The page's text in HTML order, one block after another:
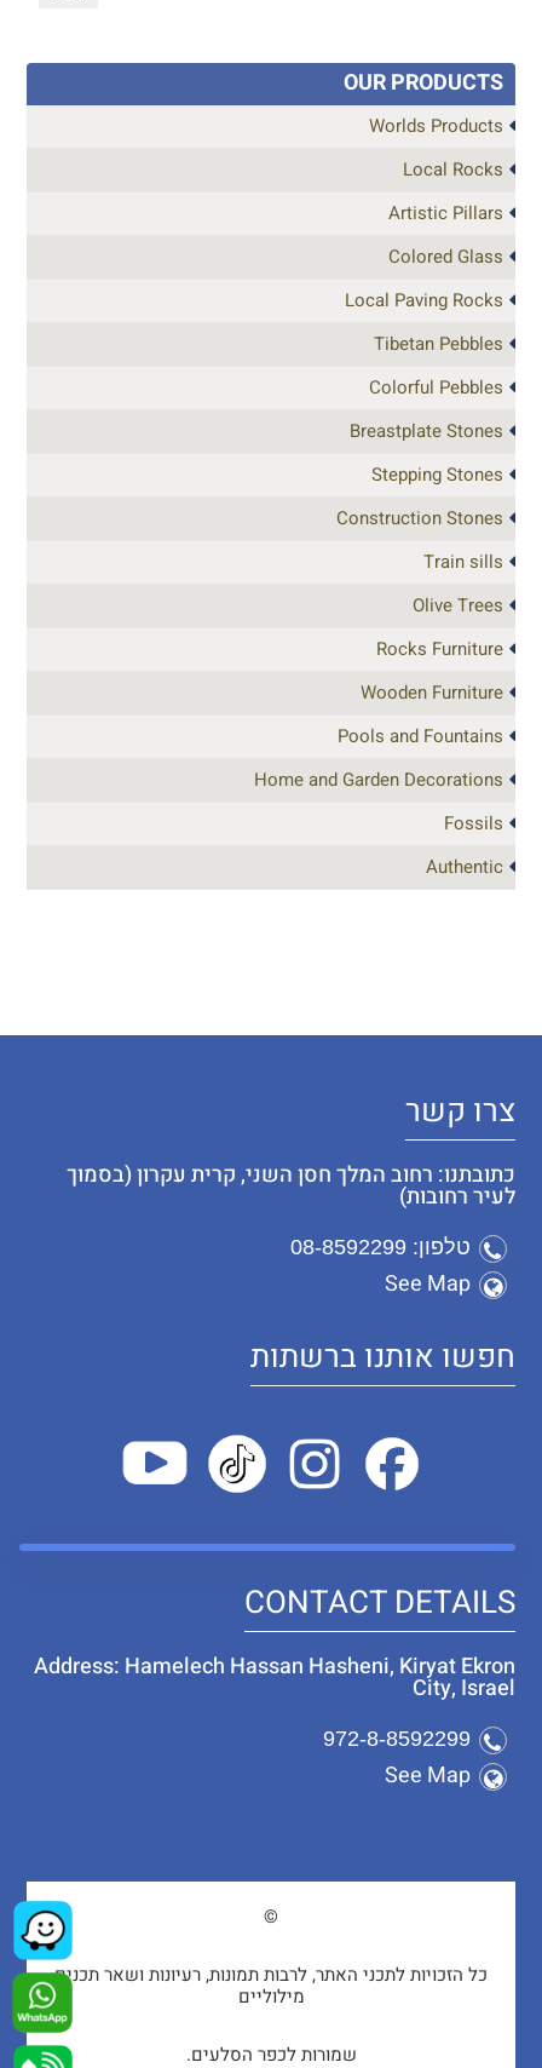
OUR PRODUCTS
Worlds Products
Local Rocks
Artistic Pillars
Colored Glass
Local Paving Rocks
Tibetan Pebbles
Colorful Pebbles
Breastplate Stones
Stepping Stones
Construction Stones
Train sills
Olive Trees
Rocks Furniture
Wooden Furniture
Pools and Fountains
Home and Garden Decorations
Fossils
Authentic
צרו קשר
כתובתנו: רחוב המלך חסן השני, קרית עקרון (בסמוך
לעיר רחובות)
טלפון: 08-8592299
See Map
חפשו אותנו ברשתות
CONTACT DETAILS
Address: Hamelech Hassan Hasheni, Kiryat Ekron
City, Israel
972-8-8592299
See Map
©
כל הזכויות לתכני האתר, לרבות תמונות, רעיונות ושאר תכנים
מילוליים
שמורות לכפר הסלעים.